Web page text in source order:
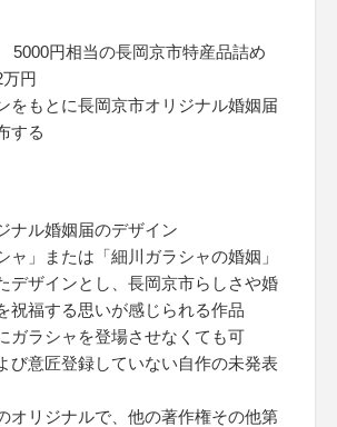
円相当の長岡京市特産品詰め
円
をもとに長岡京市オリジナル婚姻届
する
ナル婚姻届のデザイン
」または「細川ガラシャの婚姻」
デザインとし、長岡京市らしさや婚
祝福する思いが感じられる作品
ガラシャを登場させなくても可
び意匠登録していない自作の未発表
オリジナルで、他の著作権その他第